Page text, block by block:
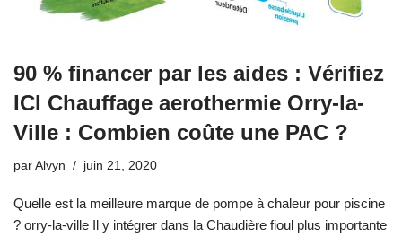
90 % financer par les aides : Vérifiez
ICI Chauffage aerothermie Orry-la-
Ville : Combien coûte une PAC ?
par Alvyn juin 21, 2020
Quelle est la meilleure marque de pompe à chaleur pour piscine
? orry-la-ville Il y intégrer dans la Chaudière fioul plus importante